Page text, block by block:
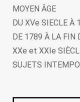
MOYEN ÂGE
DU XVe SIECLE À
DE 1789 À LA FIN
XXe et XXIe
SUJETS